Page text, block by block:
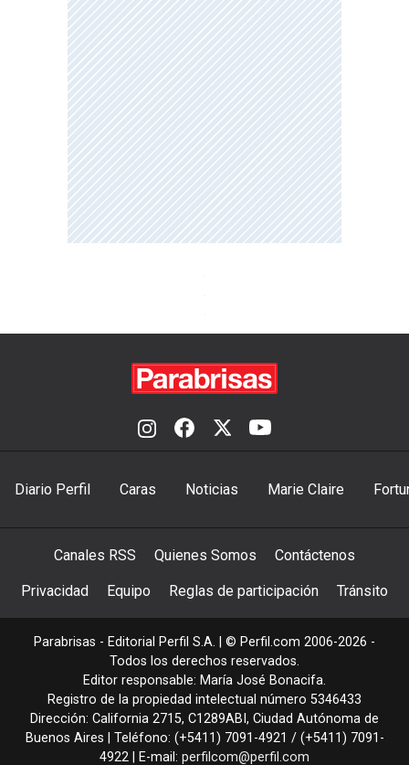
Diario Perfil Caras Noticias Marie Claire
Canales RSS Quienes Somos Contáctenos
Privacidad Equipo Reglas de participación Tránsito
Parabrisas - Editorial Perfil S.A. | © Perfil.com 2006-2026 -
Todos los derechos reservados.
Editor responsable: María José Bonacifa.
Registro de la propiedad intelectual número 5346433
Dirección: California 2715, C1289ABI , Ciudad Autónoma de
Buenos Aires | Teléfono: (+5411) 7091-4921 / (+5411) 7091-
4922 | E-mail: perfilcom@perfil.com